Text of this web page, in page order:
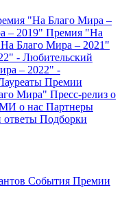
"На Благо Мира –
– 2019" Премия "На
Благо Мира – 2021"
- Любительский
– 2022" -
Премии
Мира" Пресс-релиз о
о нас Партнеры
Подборки
События Премии